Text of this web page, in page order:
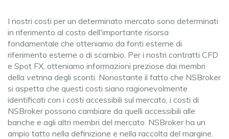
I nostri costi per un determinato mercato sono determinati
in riferimento al costo dell'importante risorsa
fondamentale che otteniamo da fonti esterne di
riferimento esterne o di scambio. Per i nostri contratti CFD
e Spot FX, otteniamo informazioni preziose dai membri
della vetrina degli sconti. Nonostante il fatto che NSBroker
si aspetta che questi costi siano ragionevolmente
identificati con i costi accessibili sul mercato, i costi di
NSBroker possono cambiare da quelli accessibili alle
banche e agli altri membri del mercato. NSBroker ha un
ampio tatto nella definizione e nella raccolta del margine.